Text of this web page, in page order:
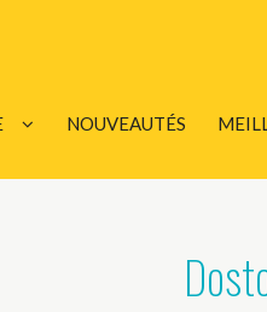
NOUVEAUTÉS